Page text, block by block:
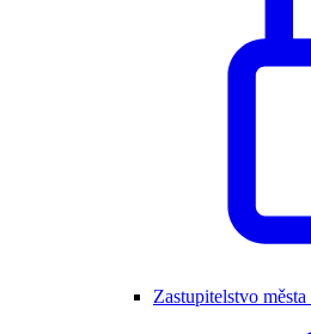
Zastupitelstvo